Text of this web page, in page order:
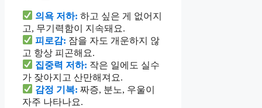
의욕 저하: 하고 싶은 게 없어지
고, 무기력함이 지속돼요.
피로감: 잠을 자도 개운하지 않
고 항상 피곤해요.
집중력 저하: 작은 일에도 실수
가 잦아지고 산만해져요.
감정 기복: 짜증, 분노, 우울이
자주 나타나요.